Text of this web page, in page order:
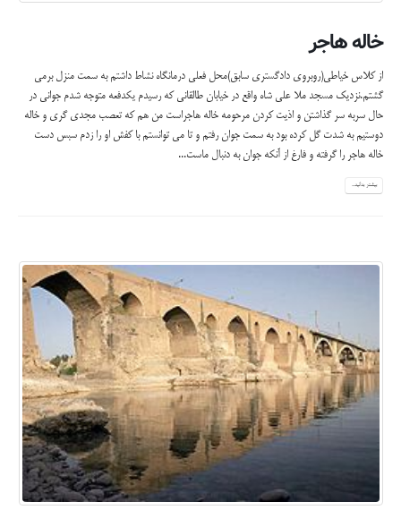
خاله هاجر
از کلاس خیاطی(روبروی دادگستری سابق)محل فعلی درمانگاه نشاط داشتم به سمت منزل برمی
گشتم.نزدیک مسجد ملا علی شاه واقع در خیابان طالقانی که رسیدم یکدفعه متوجه شدم جوانی در
حال سربه سر گذاشتن و اذیت کردن مرحومه خاله هاجراست من هم که تعصب مجدی گری و خاله
دوستیم به شدت گل کرده بود به سمت جوان رفتم و تا می توانستم با کفش او را زدم سبس دست
خاله هاجر را گرفته و فارغ از آنکه جوان به دنبال ماست...
بیشتر بدانید...